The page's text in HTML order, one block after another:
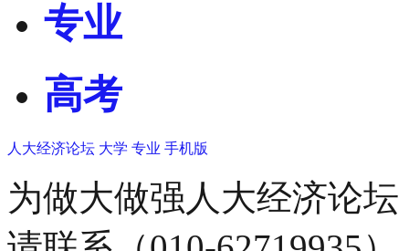
专业
高考
人大经济论坛 大学 专业 手机版
为做大做强人大经济论